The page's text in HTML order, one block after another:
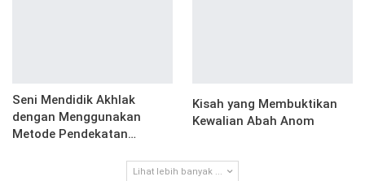
Seni Mendidik Akhlak
dengan Menggunakan
Metode Pendekatan…
Kisah yang Membuktikan
Kewalian Abah Anom
Lihat lebih banyak ...